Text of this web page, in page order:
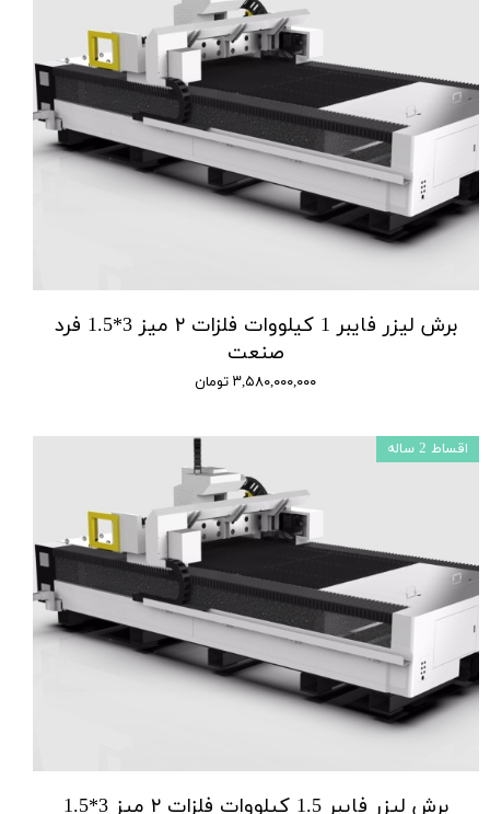
برش لیزر فایبر 1 کیلووات فلزات ۲ میز 3*1.5 فرد
صنعت
۳,۵۸۰,۰۰۰,۰۰۰ تومان
برش لیزر فایبر 1.5 کیلووات فلزات ۲ میز 3*1.5
اقساط 2 ساله